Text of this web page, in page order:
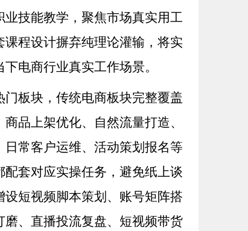
技能教学，聚焦市场真实用工
程设计摒弃纯理论灌输，将实
电商行业真实工作场景。
板块，传统电商板块完整覆盖
品上架优化、自然流量打造、
常客户运维、活动策划报名等
套对应实操任务，避免纸上谈
短视频脚本策划、账号矩阵搭
、直播投流复盘、短视频带货